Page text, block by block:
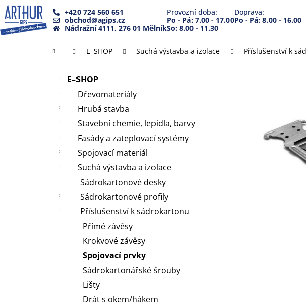
Přejít
na
obsah
+420 724 560 651
obchod@agips.cz
Nádražní 4111, 276 01 Mělník
Provozní doba:
Po - Pá: 7.00 - 17.00
So: 8.00 - 11.30
Doprava:
Po - Pá: 8.00 - 16.00
Domů E–SHOP Suchá výstavba a izolace Příslušenství k
Přeskočit
kategorie
E–SHOP
Dřevomateriály
Hrubá stavba
Stavební chemie, lepidla, barvy
Fasády a zateplovací systémy
Spojovací materiál
Suchá výstavba a izolace
Sádrokartonové desky
Sádrokartonové profily
Příslušenství k sádrokartonu
Přímé závěsy
Krokvové závěsy
Spojovací prvky
Sádrokartonářské šrouby
Lišty
Drát s okem/hákem
K
o
š
Zpět
Zpět
Co